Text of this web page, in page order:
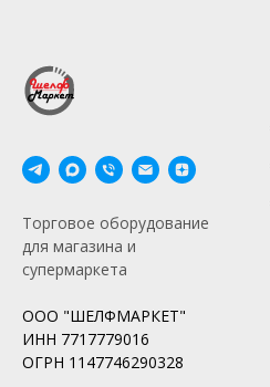
Торговое оборудование
для магазина и
супермаркета
ООО "ШЕЛФМАРКЕТ"
ИНН 7717779016
ОГРН 1147746290328